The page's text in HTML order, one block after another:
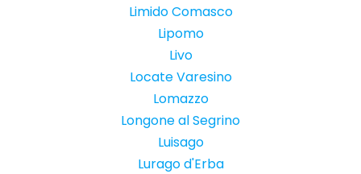
Limido Comasco
Lipomo
Livo
Locate Varesino
Lomazzo
Longone al Segrino
Luisago
Lurago d'Erba